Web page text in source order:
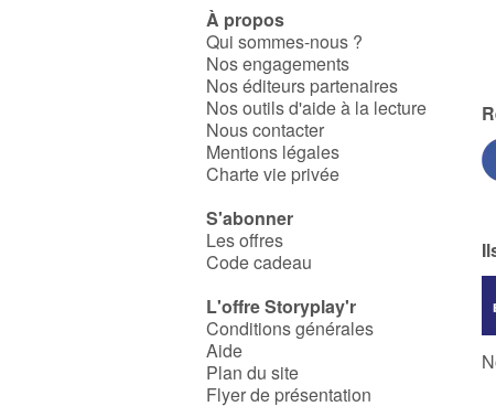
À propos
Qui sommes-nous ?
Nos engagements
Nos éditeurs partenaires
Nos outils d'aide à la lecture
Nous contacter
Mentions légales
Charte vie privée
S'abonner
Les offres
Code cadeau
L'offre Storyplay'r
Conditions générales
Aide
Plan du site
Flyer de présentation